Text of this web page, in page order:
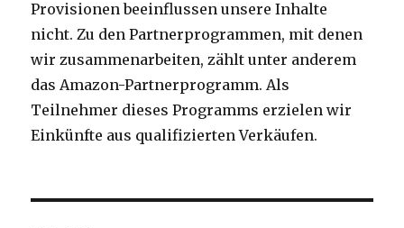
Provisionen beeinflussen unsere Inhalte
nicht. Zu den Partnerprogrammen, mit denen
wir zusammenarbeiten, zählt unter anderem
das Amazon-Partnerprogramm. Als
Teilnehmer dieses Programms erzielen wir
Einkünfte aus qualifizierten Verkäufen.